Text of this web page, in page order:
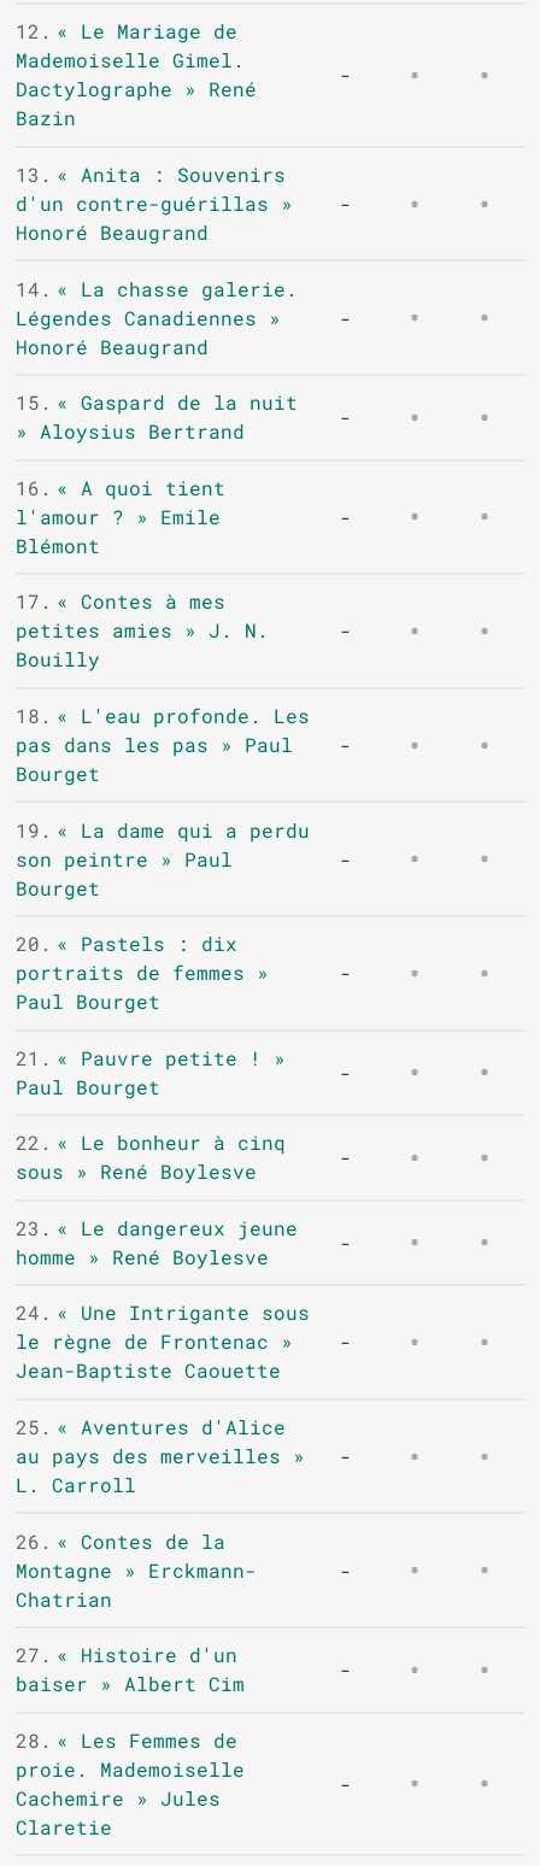
12. « Le Mariage de
Mademoiselle Gimel.
Dactylographe » René
Bazin
-
13. « Anita : Souvenirs
d'un contre-guérillas »
Honoré Beaugrand
-
14. « La chasse galerie.
Légendes Canadiennes »
Honoré Beaugrand
-
15. « Gaspard de la nuit
» Aloysius Bertrand
-
16. « A quoi tient
l'amour ? » Emile
Blémont
-
17. « Contes à mes
petites amies » J. N.
Bouilly
-
18. « L'eau profonde. Les
pas dans les pas » Paul
Bourget
-
19. « La dame qui a perdu
son peintre » Paul
Bourget
-
20. « Pastels : dix
portraits de femmes »
Paul Bourget
-
21. « Pauvre petite ! »
Paul Bourget
-
22. « Le bonheur à cinq
sous » René Boylesve
-
23. « Le dangereux jeune
homme » René Boylesve
-
24. « Une Intrigante sous
le règne de Frontenac »
Jean-Baptiste Caouette
-
25. « Aventures d'Alice
au pays des merveilles »
L. Carroll
-
26. « Contes de la
Montagne » Erckmann-
Chatrian
-
27. « Histoire d'un
baiser » Albert Cim
-
28. « Les Femmes de
proie. Mademoiselle
Cachemire » Jules
Claretie
-